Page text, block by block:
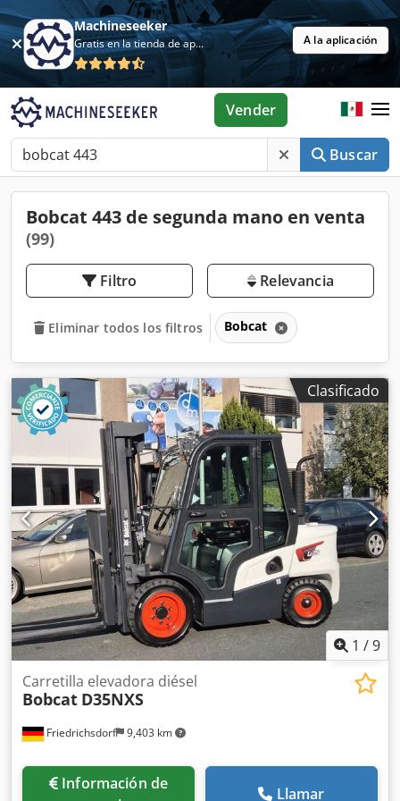
Machineseeker
Gratis en la tienda de aplicaciones A la aplicación
Buscar
Vender
Bobcat 443 de segunda mano en venta
(99)
Filtro Relevancia
Eliminar todos los filtros Bobcat
Clasificado
1 /9
Friedrichsdorf 9,403 km
Carretilla elevadora diésel
Bobcat D35NXS
Información de
Llamar